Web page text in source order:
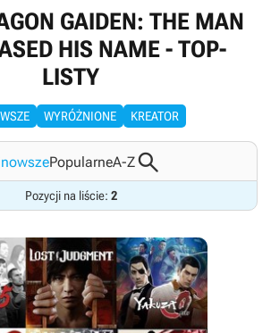
GAIDEN: THE MAN
HIS NAME - TOP-
LISTY
WYRÓŻNIONE KREATOR
PopularneA-Z
Pozycji na liście: 2